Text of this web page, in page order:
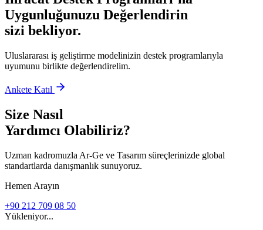
Uygunluğunuzu Değerlendirin
sizi bekliyor.
Uluslararası iş geliştirme modelinizin destek programlarıyla
uyumunu birlikte değerlendirelim.
Ankete Katıl
Size Nasıl
Yardımcı Olabiliriz?
Uzman kadromuzla Ar-Ge ve Tasarım süreçlerinizde global
standartlarda danışmanlık sunuyoruz.
Hemen Arayın
+90 212 709 08 50
Yükleniyor...